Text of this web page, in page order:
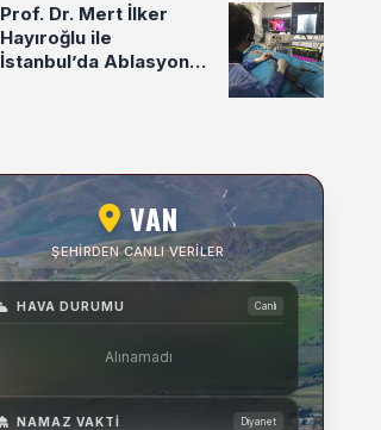
Prof. Dr. Mert İlker
Hayıroğlu ile
İstanbul’da Ablasyon
VAN
ŞEHIRDEN CANLI VERILER
HAVA DURUMU Canlı
Alınamadı
NAMAZ VAKTI Diyanet